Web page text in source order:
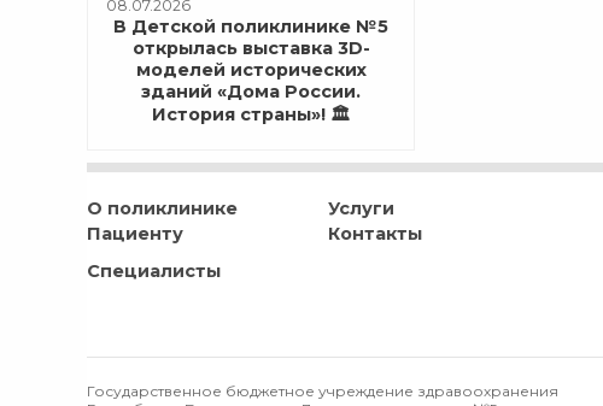
08.07.2026
В Детской поликлинике №5
открылась выставка 3D-
моделей исторических
зданий «Дома России.
История страны»! 🏛️
О поликлинике
Пациенту
Услуги
Контакты
Специалисты
Государственное бюджетное учреждение здравоохранения